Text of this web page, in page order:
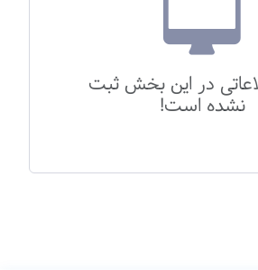
در این بخش ثبت
نشده است!